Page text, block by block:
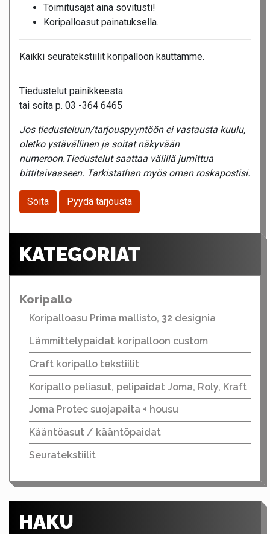
Toimitusajat aina sovitusti!
Koripalloasut painatuksella.
Kaikki seuratekstiilit koripalloon kauttamme.
Tiedustelut painikkeesta
tai soita p. 03 -364 6465
Jos tiedusteluun/tarjouspyyntöön ei vastausta kuulu,
oletko ystävällinen ja soitat näkyvään
numeroon.Tiedustelut saattaa välillä jumittua
bittitaivaaseen. Tarkistathan myös oman roskapostisi.
Soita Pyydä tarjousta
KATEGORIAT
Koripallo
Koripalloasu Prima mallisto, 32 designia
Lämmittelypaidat koripalloon custom
Craft koripallo tekstiilit
Koripallo peliasut, pelipaidat Joma, Roly, Kraft
Joma Protec suojapaita + housu
Kääntöasut / kääntöpaidat
Seuratekstiilit
HAKU